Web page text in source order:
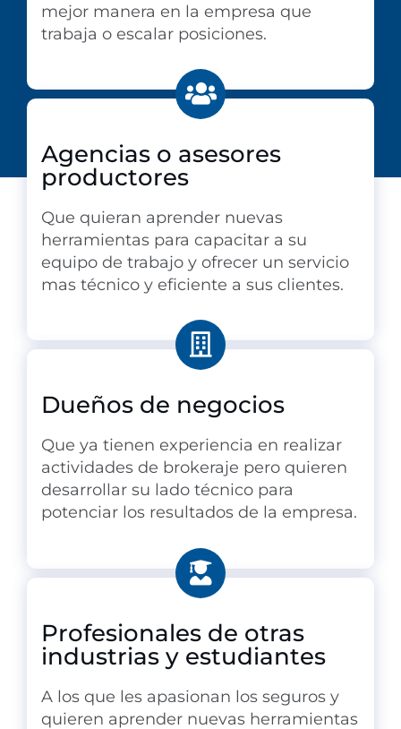
mejor manera en la empresa que
trabaja o escalar posiciones.
Agencias o asesores
productores
Que quieran aprender nuevas
herramientas para capacitar a su
equipo de trabajo y ofrecer un servicio
mas técnico y eficiente a sus clientes.
Dueños de negocios
Que ya tienen experiencia en realizar
actividades de brokeraje pero quieren
desarrollar su lado técnico para
potenciar los resultados de la empresa.
Profesionales de otras
industrias y estudiantes
A los que les apasionan los seguros y
quieren aprender nuevas herramientas